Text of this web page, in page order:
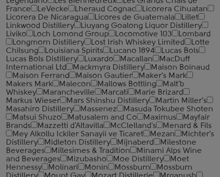
France
LeVecke Lheraud Cognac
Licorera Cihuatan
Licorera De Nicaragua
Licores de Guatemala
Lillet
Linkwood Distillery
Liuyang Goalong Liquor Distillery
Liviko
Loch Lomond Group Locomotive 103
Lombard
Longmorn Distillery
Lost Irish Whiskey Limited
Lotte
Chilsung
Louisiana Spirits Lucano 1894
Lucas Bols
Lucas Bols Distillery
Luxardo Macallan
MacDuff
International Ltd
Mackmyra Distillery
Maison Boinaud
Maison Ferrand
Maison Gautier
Maker's Mark
Makers Mark
Malecon Mallows Bottling
Malt'b
Whiskey
Marancheville Marcati
Marie Brizard
Markus Wieser
Mars Shinshu Distillery
Martin Miller's
Masahiro Distillery
Massenez
Masuda Tokubee Shoten
Matsui Shuzo
Matusalem and Co Maximus
Mayfair
Brands
Mazzetti d'Altavilla McClelland's
Menard & Fils
Mey Alkollu Ickiler Sanayii ve Ticaret
Mezan
Michter's
Distillery
Midleton Distillery Mijnaberd
Milestone
Beverages
Millesimes & Tradition
Minami Alps Wine
and Beverages
Mizubasho Moe Distillery
Moet
Hennessy
Molinari Monin Mossburn
Mossburn